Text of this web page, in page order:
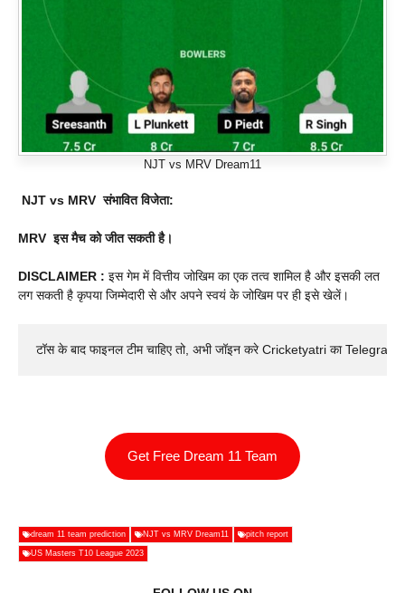
NJT vs MRV Dream11
NJT vs MRVसंभावित विजेता:
MRVइस मैच को जीत सकती है।
DISCLAIMER : इस गेम में वित्तीय जोखिम का एक तत्व शामिल है और इसकी लत
लग सकती है कृपया जिम्मेदारी से और अपने स्वयं के जोखिम पर ही इसे खेलें।
टॉस के बाद फाइनल टीम चाहिए तो, अभी जॉइन करे Cricketyatri का
Get Free Dream 11 Team
dream 11 team prediction NJT vs MRV Dream11 pitch report
US Masters T10 League 2023